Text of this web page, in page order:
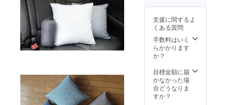
材の供
給状
況、製
造工程
上の都
合等に
が遅れ
る場合
があり
格より
下がる
可能性
もござ
いま
す。 ※
様は変
更にな
る可能
40）×1
※クッ
ション
の色は
指定で
きませ
まかせ
柄） ※
スタッ
フバッ
支援に関するよ
くある質問
手数料はいく
らかかります
か？
目標金額に届
かなかった場
合どうなりま
すか？